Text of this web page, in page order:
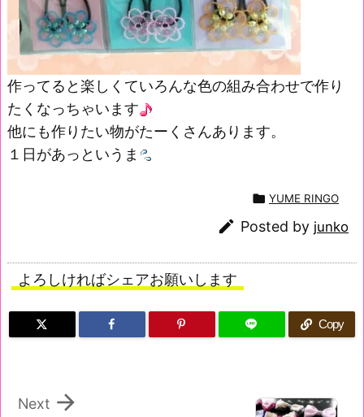
作ってると楽しくていろんな色の組み合わせで作り
たくなっちゃいます
他にも作りたい物がたーくさんあります。
１日があっというま
 YUME RINGO
 Posted by junko
よろしければシェアお願いします
Copy

Next